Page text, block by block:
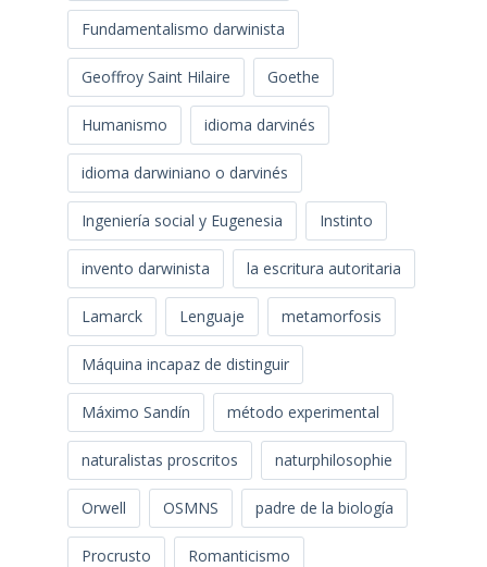
Fundamentalismo darwinista
Geoffroy Saint Hilaire Goethe
Humanismo idioma darvinés
idioma darwiniano o darvinés
Ingeniería social y Eugenesia Instinto
invento darwinista la escritura autoritaria
Lamarck Lenguaje metamorfosis
Máquina incapaz de distinguir
Máximo Sandín método experimental
naturalistas proscritos naturphilosophie
Orwell OSMNS padre de la biología
Procrusto Romanticismo